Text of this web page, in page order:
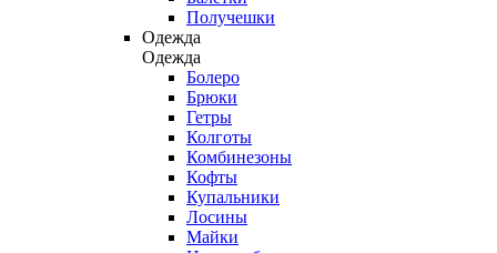
Получешки
Одежда
Одежда
Болеро
Брюки
Гетры
Колготы
Комбинезоны
Кофты
Купальники
Лосины
Майки